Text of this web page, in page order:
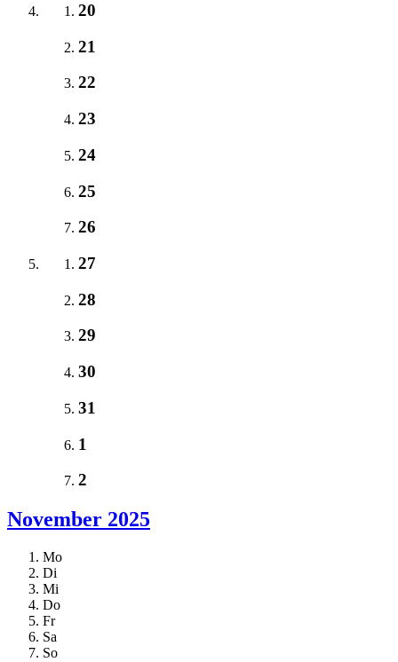
20
21
22
23
24
25
26
27
28
29
30
31
1
2
November 2025
Mo
Di
Mi
Do
Fr
Sa
So